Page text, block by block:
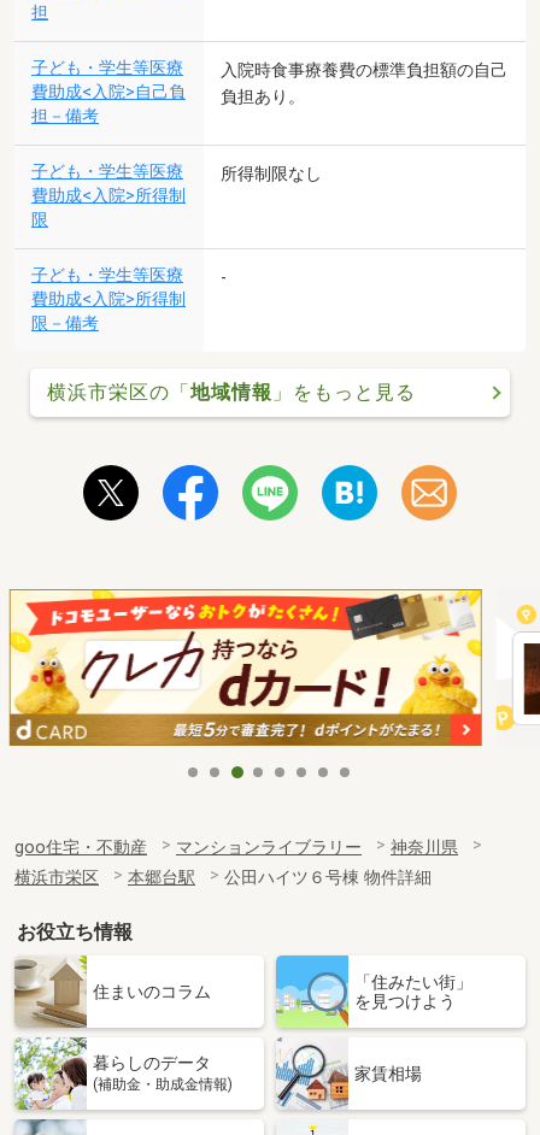
担
子ども・学生等医療
費助成<入院>自己負
担－備考
入院時食事療養費の標準負担額の自己
負担あり。
子ども・学生等医療
費助成<入院>所得制
限
所得制限なし
子ども・学生等医療
費助成<入院>所得制
限－備考
-
横浜市栄区の「地域情報 」をもっと見る
goo住宅・不動産 マンションライブラリー
神奈川県
横浜市栄区
本郷台駅 公田ハイツ６号棟 物件詳細
お役立ち情報
住まいのコラム
「住みたい街」
を見つけよう
暮らしのデータ
(補助金・助成金情報)
家賃相場